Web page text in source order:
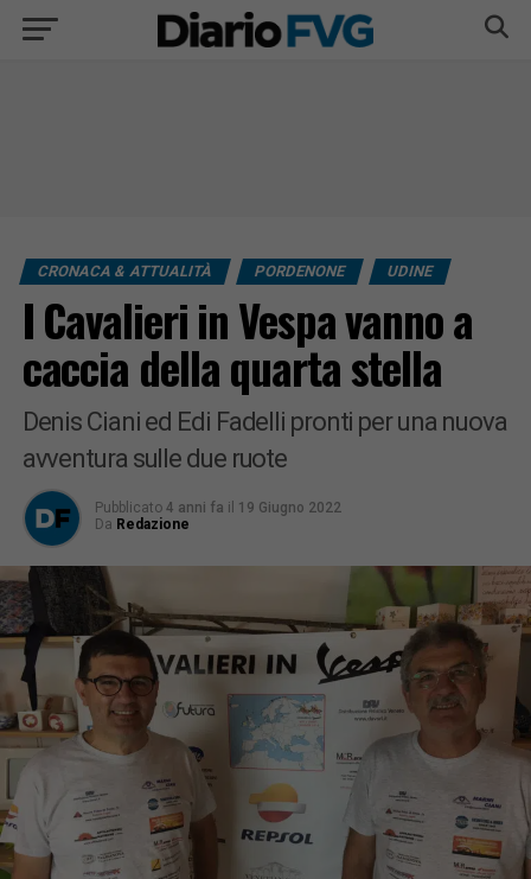
CRONACA & ATTUALITÀ PORDENONE UDINE
I Cavalieri in Vespa vanno a
caccia della quarta stella
Denis Ciani ed Edi Fadelli pronti per una nuova
avventura sulle due ruote
Pubblicato 4 anni fa il 19 Giugno 2022
Da Redazione